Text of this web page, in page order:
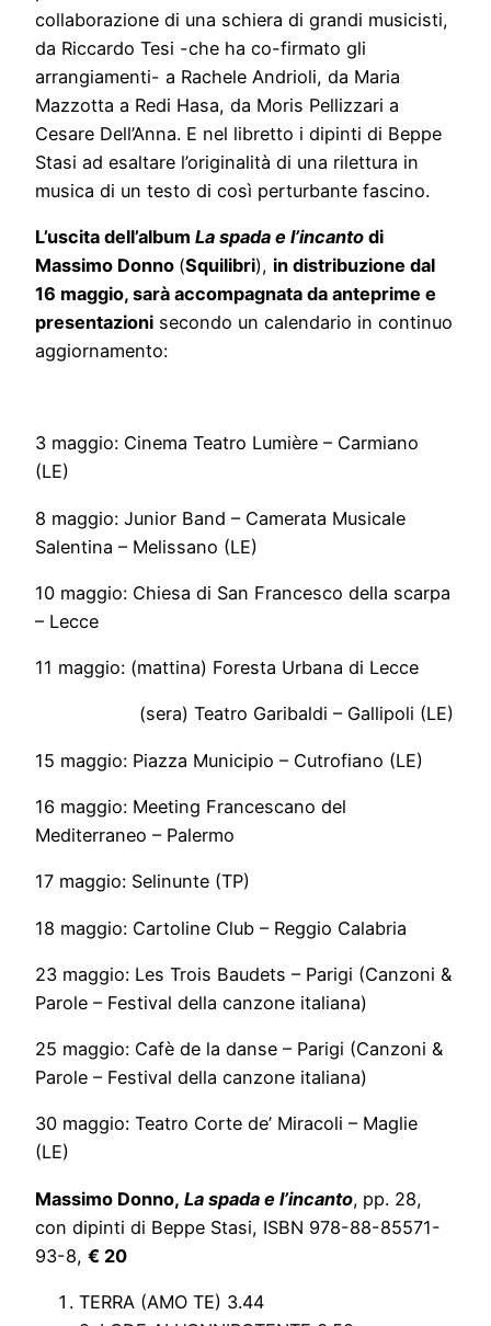
collaborazione di una schiera di grandi musicisti,
da Riccardo Tesi -che ha co-firmato gli
arrangiamenti- a Rachele Andrioli, da Maria
Mazzotta a Redi Hasa, da Moris Pellizzari a
Cesare Dell’Anna. E nel libretto i dipinti di Beppe
Stasi ad esaltare l’originalità di una rilettura in
musica di un testo di così perturbante fascino.
L’uscita dell’album La spada e l’incanto di
Massimo Donno (Squilibri), in distribuzione dal
16 maggio, sarà accompagnata da anteprime e
presentazioni secondo un calendario in continuo
aggiornamento:
3 maggio: Cinema Teatro Lumière – Carmiano
(LE)
8 maggio: Junior Band – Camerata Musicale
Salentina – Melissano (LE)
10 maggio: Chiesa di San Francesco della scarpa
– Lecce
11 maggio: (mattina) Foresta Urbana di Lecce
(sera) Teatro Garibaldi – Gallipoli (LE)
15 maggio: Piazza Municipio – Cutrofiano (LE)
16 maggio: Meeting Francescano del
Mediterraneo – Palermo
17 maggio: Selinunte (TP)
18 maggio: Cartoline Club – Reggio Calabria
23 maggio: Les Trois Baudets – Parigi (Canzoni &
Parole – Festival della canzone italiana)
25 maggio: Cafè de la danse – Parigi (Canzoni &
Parole – Festival della canzone italiana)
30 maggio: Teatro Corte de’ Miracoli – Maglie
(LE)
Massimo Donno, La spada e l’incanto, pp. 28,
con dipinti di Beppe Stasi, ISBN 978-88-85571-
93-8, € 20
TERRA (AMO TE) 3.44